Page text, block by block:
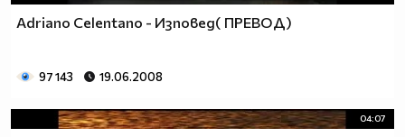
Adriano Celentano - Изповед( ПРЕВОД)
97 143 19.06.2008
04:07